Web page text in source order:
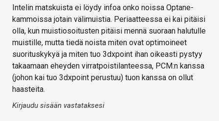
Intelin matskuista ei löydy infoa onko noissa Optane-
kammoissa jotain välimuistia. Periaatteessa ei kai pitäisi
olla, kun muistiosoitusten pitäisi mennä suoraan halutulle
muistille, mutta tiedä noista miten ovat optimoineet
suorituskykyä ja miten tuo 3dxpoint ihan oikeasti pystyy
takaamaan eheyden virratpoistilanteessa, PCM:n kanssa
(johon kai tuo 3dxpoint perustuu) tuon kanssa on ollut
haasteita.
Kirjaudu sisään vastataksesi